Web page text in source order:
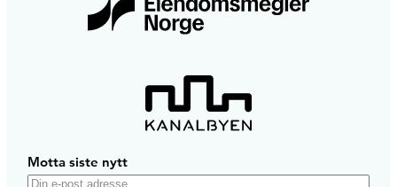
Motta siste nytt
E